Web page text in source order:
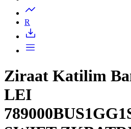
Ziraat Katilim